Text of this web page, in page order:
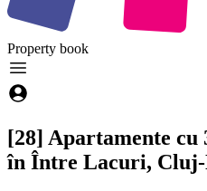
Property book
[28] Apartamente cu
în Între Lacuri, Cluj-